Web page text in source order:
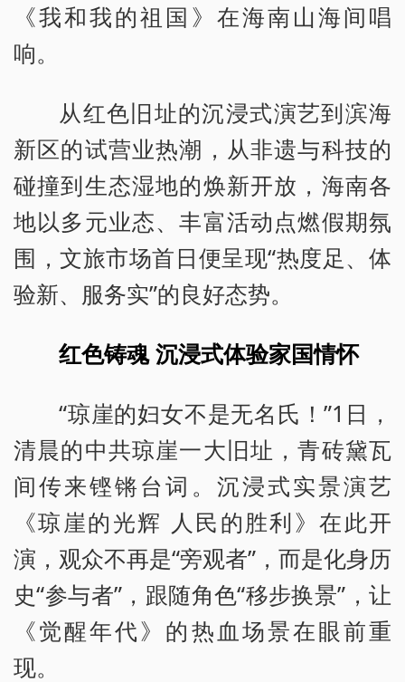
《我和我的祖国》在海南山海间唱
响。
从红色旧址的沉浸式演艺到滨海
新区的试营业热潮，从非遗与科技的
碰撞到生态湿地的焕新开放，海南各
地以多元业态、丰富活动点燃假期氛
围，文旅市场首日便呈现“热度足、体
验新、服务实”的良好态势。
红色铸魂 沉浸式体验家国情怀
“琼崖的妇女不是无名氏！”1日，
清晨的中共琼崖一大旧址，青砖黛瓦
间传来铿锵台词。沉浸式实景演艺
《琼崖的光辉 人民的胜利》在此开
演，观众不再是“旁观者”，而是化身历
史“参与者”，跟随角色“移步换景”，让
《觉醒年代》的热血场景在眼前重
现。